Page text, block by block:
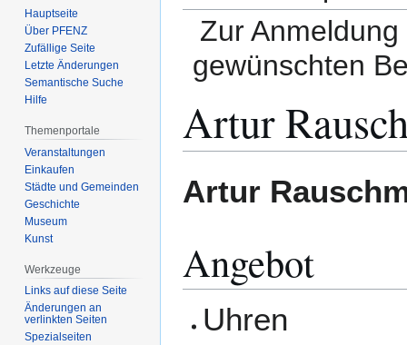
Zur
gewünschten
Artur
Navigation
Suche
Artur
Angebot
Uhren
Hauptseite
Über PFENZ
Zufällige Seite
Letzte Änderungen
Semantische Suche
Hilfe
Themenportale
Veranstaltungen
Einkaufen
Städte und Gemeinden
Geschichte
Museum
Kunst
Werkzeuge
Links auf diese Seite
Änderungen an
verlinkten Seiten
Spezialseiten